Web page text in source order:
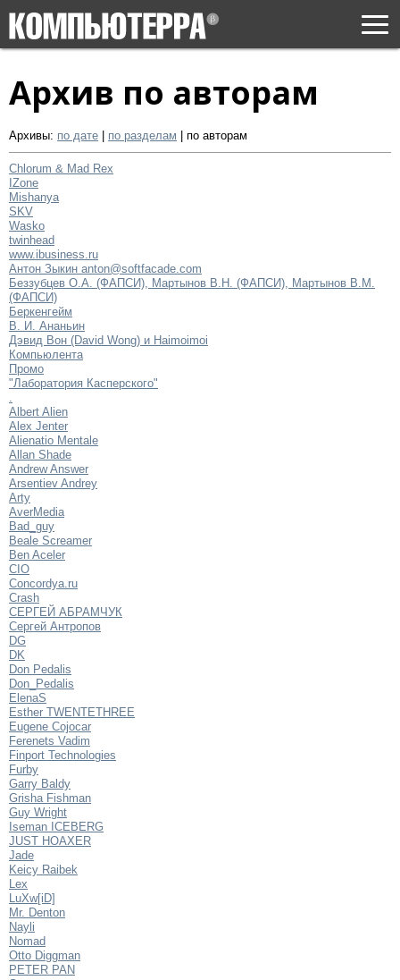
Архив по авторам
Архивы: по дате по разделам по авторам
Chlorum & Mad Rex
IZone
Mishanya
SKV
Wasko
twinhead
www.ibusiness.ru
Антон Зыкин anton@softfacade.com
Беззубцев О.А. (ФАПСИ), Мартынов В.Н. (ФАПСИ), Мартынов В.М.
(ФАПСИ)
Беркенгейм
В. И. Ананьин
Дэвид Вон (David Wong) и Haimoimoi
Компьюлента
Промо
"Лаборатория Касперского"
.
Albert Alien
Alex Jenter
Alienatio Mentale
Allan Shade
Andrew Answer
Arsentiev Andrey
Arty
AverMedia
Bad_guy
Beale Screamer
Ben Aceler
CIO
Concordya.ru
Crash
CЕРГЕЙ АБРАМЧУК
Cергей Антропов
DG
DK
Don Pedalis
Don_Pedalis
ElenaS
Esther TWENTETHREE
Eugene Cojocar
Ferenets Vadim
Finport Technologies
Furby
Garry Baldy
Grisha Fishman
Guy Wright
Iseman ICEBERG
JUST HOAXER
Jade
Keicy Raibek
Lex
LuXw[iD]
Mr. Denton
Nayli
Nomad
Otto Diggman
PETER PAN